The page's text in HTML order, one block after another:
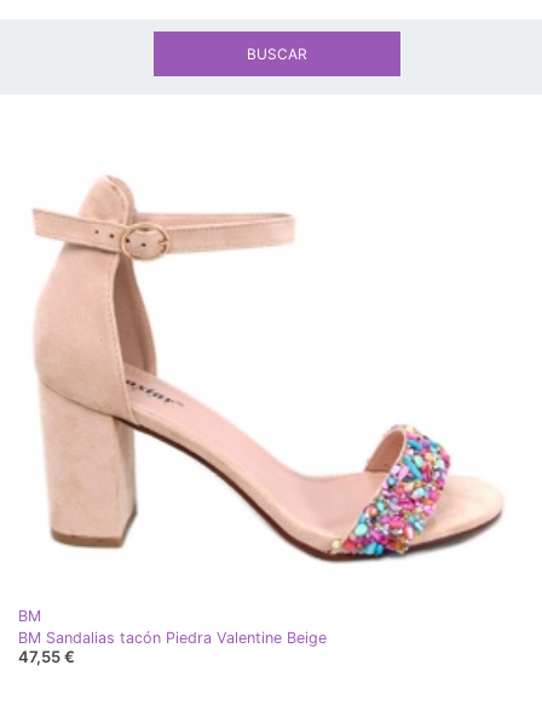
BM
BM Sandalias tacón Piedra Valentine Beige
47,55 €
BUSCAR